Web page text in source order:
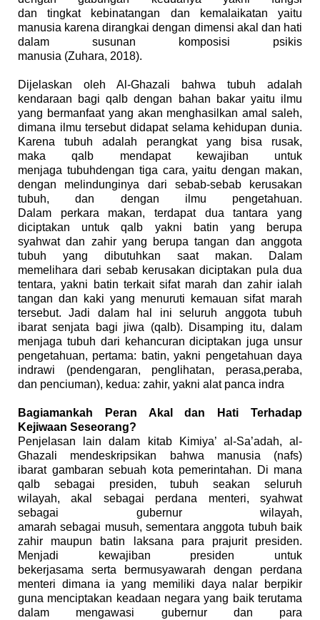
dantingkatkebinatangan dan kemalaikatan yaitu
manusia karena dirangkai dengan dimensi akal dan hati
dalam susunan komposisi psikis
manusia (Zuhara, 2018).
Dijelaskan oleh Al-Ghazali bahwa tubuh adalah
kendaraan bagi qalb dengan
bahan bakaryaitu ilmu
yang bermanfaat yang akan menghasilkan amal saleh,
dimana ilmu tersebut didapat selama kehidupan dunia.
Karena tubuh adalah perangkatyang bisa rusak,
maka qalb mendapat kewajiban untuk
menjaga tubuhdengan tiga cara, yaitu dengan makan,
dengan me lindunginya dari sebab-sebab
kerusakan
tubuh, dan dengan ilmu pengetahuan.
Dalam perkara makan,terdapat dua tantara yang
diciptakan untuk qalb yakni batin yang berupa
syahwatdan zahiryang berupa tangan dan anggota
tubuh yang dibutuhkan saat makan. Dalam
memelihara dari sebab kerusakan diciptakan pula dua
tentara, yakni batin terkait sifat marah dan zahirialah
tangan dan kaki yang menuruti kemauan sifat marah
tersebut.Jadi dalam hal ini seluruh anggotatubuh
ibaratsenjata bagi jiwa (qalb). Disamping itu, dalam
menjaga tubuh dari kehancuran diciptakan juga unsur
pengetahuan, pertama: batin,yakni pengetahuan daya
indrawi (pendengaran, penglihatan, perasa,peraba,
dan penciuman), kedua: zahir, yakni alat panca indra
Bagiamankah Peran Akal dan Hati Terhadap
Kejiwaan Seseorang?
Penjelasan lain dalam kitab Kimiya’ al -Sa’adah, al-
Ghazali mendeskripsikan bahwa manusia (nafs)
ibarat gambaran sebuah
kota pemerintahan. Di mana
qalb sebagai presiden,tubuh seakan seluruh
wilayah,
akal sebagai perdana menteri, syahwat
sebagai gubernur wilayah,
amarahsebagai musuh,sementara anggota tubuh baik
zahir maupun batin laksana para prajurit presiden.
Menjadi kewajiban presiden untuk
bekerjasama serta bermusyawarah dengan perdana
menteri dimana ia yang memiliki daya nalar berpikir
guna menciptakan keadaan negara yang baik terutama
dalam mengawasi gubernur dan para